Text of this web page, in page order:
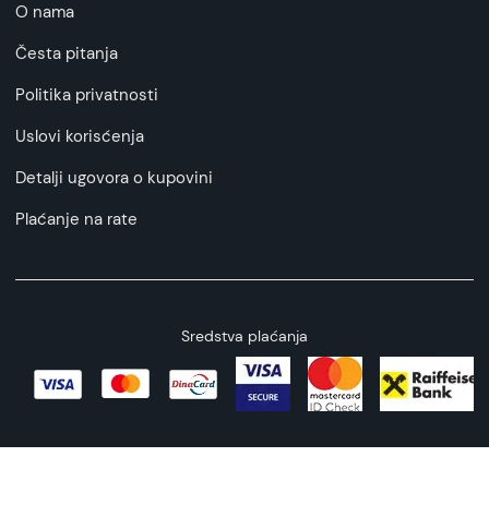
O nama
Česta pitanja
Politika privatnosti
Uslovi korisćenja
Detalji ugovora o kupovini
Plaćanje na rate
Sredstva plaćanja